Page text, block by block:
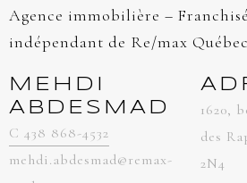
Agence immobilière –
indépendant de Re/max
MEHDI
ABDESMAD
C 438 868-4532
mehdi.abdesmad@remax-
1620,
des
2N4